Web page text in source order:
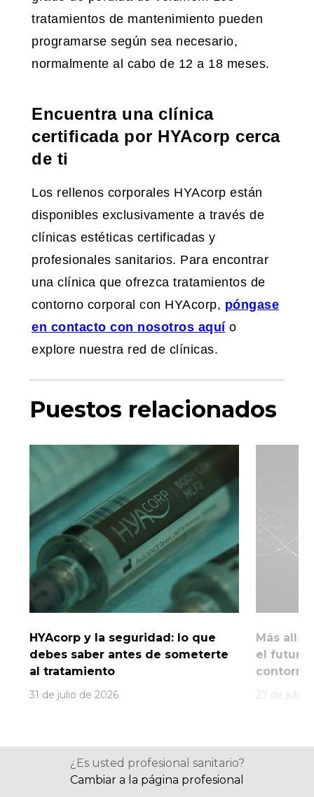
tratamientos de mantenimiento pueden
programarse según sea necesario,
normalmente al cabo de 12 a 18 meses.
Encuentra una clínica
certificada por HYAcorp cerca
de ti
Los rellenos corporales HYAcorp están
disponibles exclusivamente a través de
clínicas estéticas certificadas y
profesionales sanitarios. Para encontrar
una clínica que ofrezca tratamientos de
contorno corporal con HYAcorp, póngase
en contacto con nosotros aquí o
explore nuestra red de clínicas.
Puestos relacionados
HYAcorp y la seguridad: lo que
debes saber antes de someterte
al tratamiento
31 de julio de 2026
Más allá
el futuro
contorno
27 de julio
¿Es usted profesional sanitario?
Cambiar a la página profesional